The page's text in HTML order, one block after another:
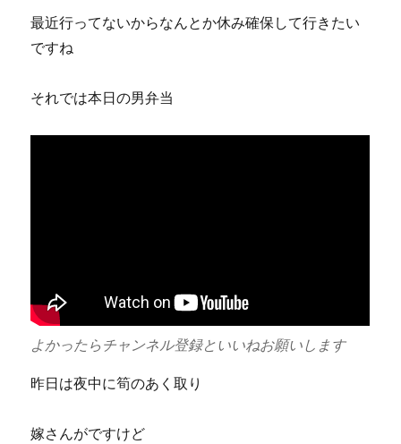
最近行ってないからなんとか休み確保して行きたい
ですね
それでは本日の男弁当
よかったらチャンネル登録といいねお願いします
昨日は夜中に筍のあく取り
嫁さんがですけど